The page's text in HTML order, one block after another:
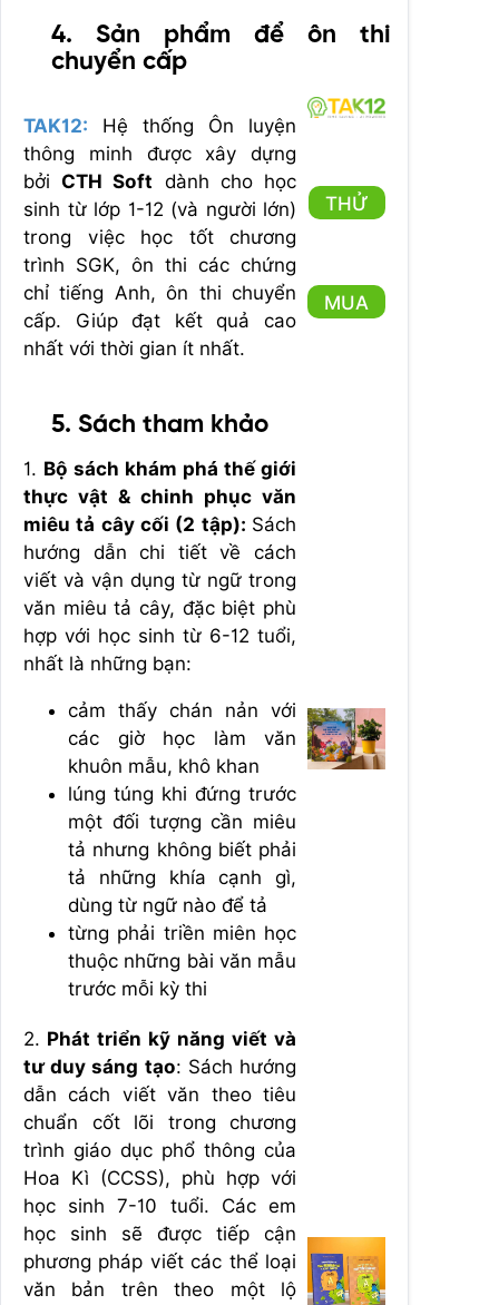
4. Sản phẩm để ôn thi
chuyển cấp
TAK12: Hệ thống Ôn luyện
thông minh được xây dựng
bởiCTH Soft dành cho học
sinh từ lớp 1-12 (và người lớn)
trong việc học tốt chương
trình SGK, ôn thi các chứng
chỉ tiếng Anh, ôn thi chuyển
cấp. Giúp đạt kết quả cao
nhất với thời gian ít nhất.
THỬ
MUA
5. Sách tham khảo
1. Bộ sách khám phá thế giới
thực vật & chinh phục văn
miêu tả cây cối (2 tập): Sách
hướng dẫn chi tiết về cách
viết và vận dụng từ ngữ trong
văn miêu tả cây, đặc biệt phù
hợp với học sinh từ 6-12 tuổi,
nhất là những bạn:
cảm thấy chán nản với
các giờ học làm văn
khuôn mẫu, khô khan
lúng túng khi đứng trước
một đối tượng cần miêu
tả nhưng không biết phải
tả những khía cạnh gì,
dùng từ ngữ nào để tả
từng phải triền miên học
thuộc những bài văn mẫu
trước mỗi kỳ thi
2. Phát triển kỹ năng viết và
tư duy sáng tạo: Sách hướng
dẫn cách viết văn theo tiêu
chuẩn cốt lõi trong chương
trình giáo dục phổ thông của
Hoa Kì (CCSS), phù hợp với
học sinh 7-10 tuổi. Các em
học sinh sẽ được tiếp cận
phương pháp viết các thể loại
văn bản trên theo một lộ